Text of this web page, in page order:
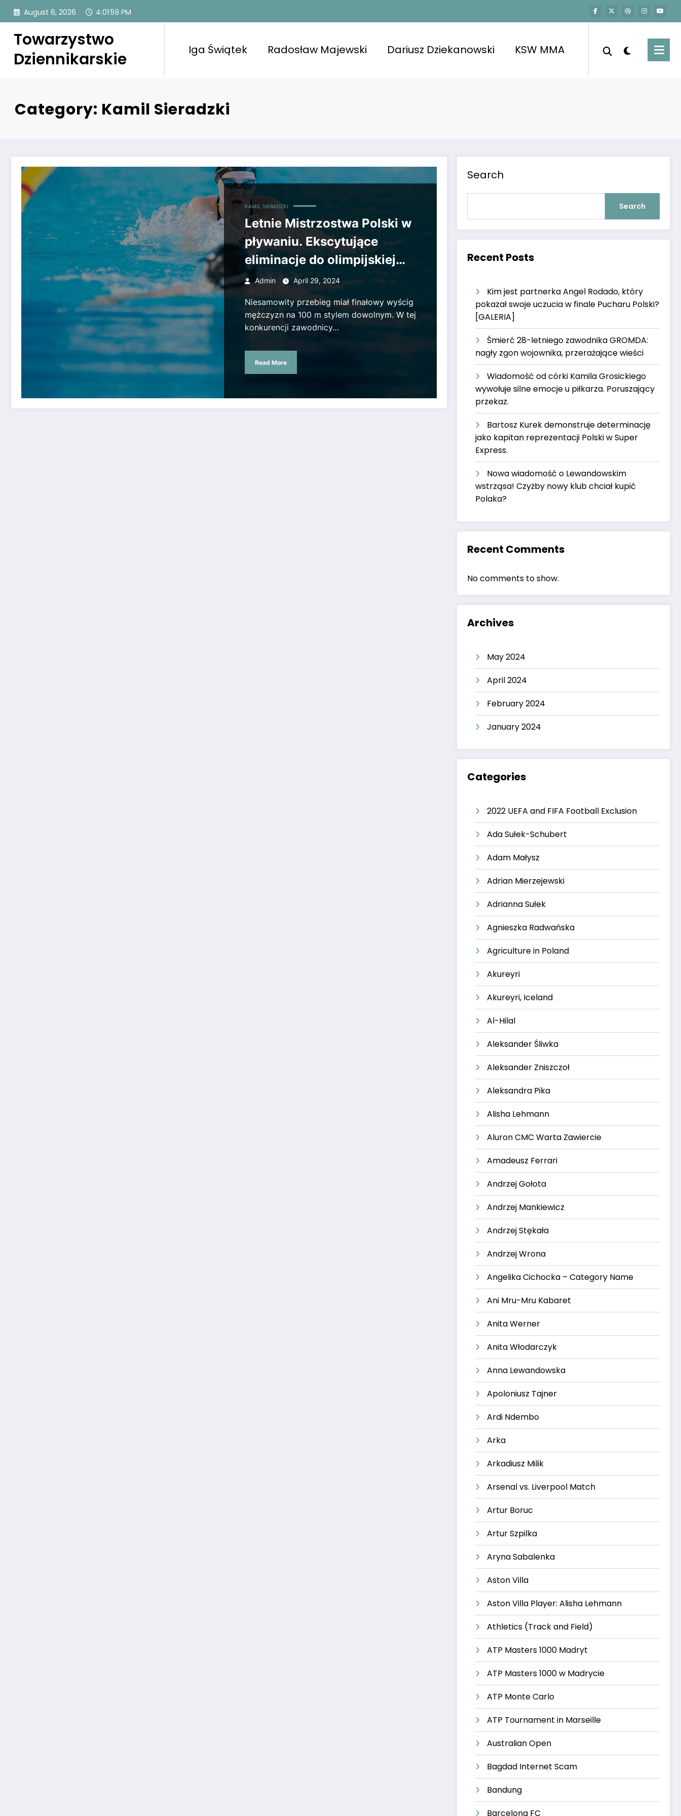
Skip
content
August 6, 2026 4:02:00 PM
Towarzystwo
Dziennikarskie
Iga Świątek Radosław Majewski Dariusz Dziekanowski KSW MMA
Category: Kamil Sieradzki
Letnie Mistrzostwa Polski w pływaniu. Ekscytujące eliminacje do olimpijskiej sztafety
KAMIL SIERADZKI
Letnie Mistrzostwa Polski w
pływaniu. Ekscytujące
eliminacje do olimpijskiej
sztafety
Admin April 29, 2024
Niesamowity przebieg miał finałowy wyścig
mężczyzn na 100 m stylem dowolnym. W tej
konkurencji zawodnicy…
Read More
Search
Search
Recent Posts
Kim jest partnerka Angel Rodado, który
pokazał swoje uczucia w finale Pucharu Polski?
[GALERIA]
Śmierć 28-letniego zawodnika GROMDA:
nagły zgon wojownika, przerażające wieści
Wiadomość od córki Kamila Grosickiego
wywołuje silne emocje u piłkarza. Poruszający
przekaz.
Bartosz Kurek demonstruje determinację
jako kapitan reprezentacji Polski w Super
Express.
Nowa wiadomość o Lewandowskim
wstrząsa! Czyżby nowy klub chciał kupić
Polaka?
Recent Comments
No comments to show.
Archives
May 2024
April 2024
February 2024
January 2024
Categories
2022 UEFA and FIFA Football Exclusion
Ada Sułek-Schubert
Adam Małysz
Adrian Mierzejewski
Adrianna Sułek
Agnieszka Radwańska
Agriculture in Poland
Akureyri
Akureyri, Iceland
Al-Hilal
Aleksander Śliwka
Aleksander Zniszczoł
Aleksandra Pika
Alisha Lehmann
Aluron CMC Warta Zawiercie
Amadeusz Ferrari
Andrzej Gołota
Andrzej Mankiewicz
Andrzej Stękała
Andrzej Wrona
Angelika Cichocka – Category Name
Ani Mru-Mru Kabaret
Anita Werner
Anita Włodarczyk
Anna Lewandowska
Apoloniusz Tajner
Ardi Ndembo
Arka
Arkadiusz Milik
Arsenal vs. Liverpool Match
Artur Boruc
Artur Szpilka
Aryna Sabalenka
Aston Villa
Aston Villa Player: Alisha Lehmann
Athletics (Track and Field)
ATP Masters 1000 Madryt
ATP Masters 1000 w Madrycie
ATP Monte Carlo
ATP Tournament in Marseille
Australian Open
Bagdad Internet Scam
Bandung
Barcelona FC